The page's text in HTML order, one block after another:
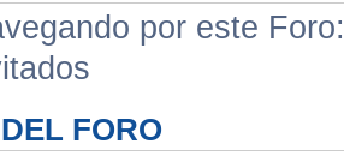
por este
FORO